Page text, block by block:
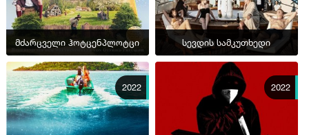
მძარცველი ჰოტცენპლოტცი სევდის სამკუთხედი
2022 2022